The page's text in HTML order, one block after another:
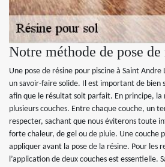
Notre méthode de pose de
Une pose de résine pour piscine à Saint
un savoir-faire solide. Il est important de bien
afin que le résultat soit parfait. En principe, la
plusieurs couches. Entre chaque couche, un
respecter, sachant que nous éviterons toute
forte chaleur, de gel ou de pluie. Une couche
appliquer avant la pose de la résine. Pour les
l’application de deux couches est essentielle.